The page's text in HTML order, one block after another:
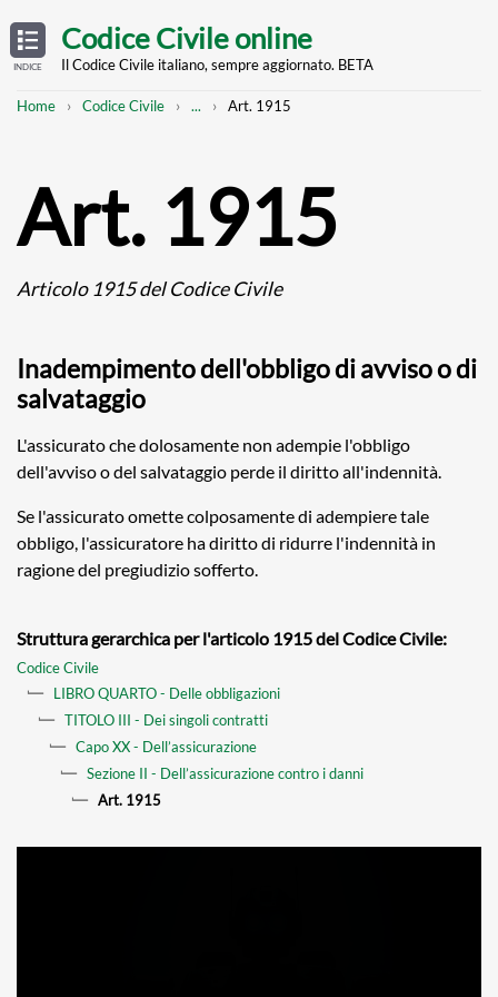
TABLE
OF
CONTENTS
INDICE
main
Codice Civile online
Il Codice Civile italiano, sempre aggiornato. BETA
Breadcrumb
Home Codice Civile
Mostra
... Art. 1915
Art. 1915
Articolo 1915 del Codice Civile
Inadempimento dell'obbligo di avviso o di
salvataggio
L'assicurato che dolosamente non adempie l'obbligo
dell'avviso o del salvataggio perde il diritto all'indennità.
Se l'assicurato omette colposamente di adempiere tale
obbligo, l'assicuratore ha diritto di ridurre l'indennità in
ragione del pregiudizio sofferto.
Struttura gerarchica per l'articolo 1915 del Codice Civile:
Codice Civile
LIBRO QUARTO - Delle obbligazioni
TITOLO III - Dei singoli contratti
Capo XX - Dell’assicurazione
Sezione II - Dell’assicurazione contro i danni
Art. 1915